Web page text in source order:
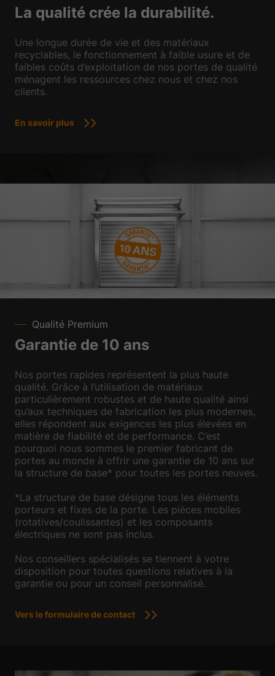
La qualité crée la durabilité.
Une longue durée de vie et des matériaux
recyclables, le fonctionnement à faible usure et de
faibles coûts d’exploitation de nos portes de qualité
ménagent les ressources chez nous et chez nos
clients.
En savoir plus
Qualité Premium
Garantie de 10 ans
Nos portes rapides représentent la plus haute
qualité. Grâce à l’utilisation de matériaux
particulièrement robustes et de haute qualité ainsi
qu’aux techniques de fabrication les plus modernes,
elles répondent aux exigences les plus élevées en
matière de fiabilité et de performance. C’est
pourquoi nous sommes le premier fabricant de
portes au monde à offrir une garantie de 10 ans sur
la structure de base* pour toutes les portes neuves.
*La structure de base désigne tous les éléments
porteurs et fixes de la porte. Les pièces mobiles
(rotatives/coulissantes) et les composants
électriques ne sont pas inclus.
Nos conseillers spécialisés se tiennent à votre
disposition pour toutes questions relatives à la
garantie ou pour un conseil personnalisé.
Vers le formulaire de contact